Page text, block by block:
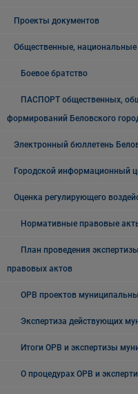
Проекты документов
Общественные, национальные
Боевое братство
ПАСПОРТ общественных,
формирований Беловского
Электронный бюллетень
Городской информационный
Оценка регулирующего
Нормативные правовые
План проведения
правовых актов
ОРВ проектов
Экспертиза действующих
Итоги ОРВ и экспертизы
О процедурах ОРВ и